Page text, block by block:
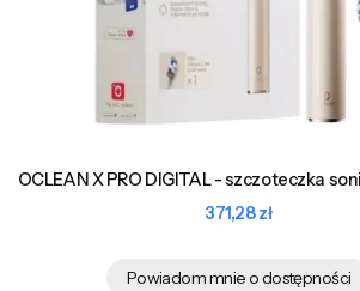
OCLEAN X PRO DIGITAL - szczoteczka
Cena
371,28 zł
Powiadom mnie o dostępności